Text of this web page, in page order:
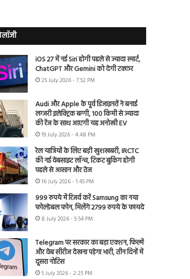
iOS 27 में नई Siri होगी पहले से ज्यादा स्मार्ट,
ChatGPT और Gemini को देगी टक्कर
25 July 2026 - 7:52 PM
Audi और Apple के पूर्व डिजाइनरों ने बनाई
लग्जरी इलेक्ट्रिक बग्गी, 100 किमी से ज्यादा
की रेंज के साथ आएगी यह अनोखी EV
19 July 2026 - 4:48 PM
रेल यात्रियों के लिए बड़ी खुशखबरी, IRCTC
की नई वेबसाइट लॉन्च, टिकट बुकिंग होगी
पहले से आसान और तेज
16 July 2026 - 1:45 PM
999 रुपये में रिजर्व करें Samsung का नया
फोल्डेबल फोन, मिलेंगे 2799 रुपये के फायदे
8 July 2026 - 5:54 PM
Telegram पर सरकार का बड़ा एक्शन, फिल्में
और वेब सीरीज देखना पड़ेगा भारी, तीन दिनों में
दूसरा नोटिस
5 July 2026 - 2:25 PM